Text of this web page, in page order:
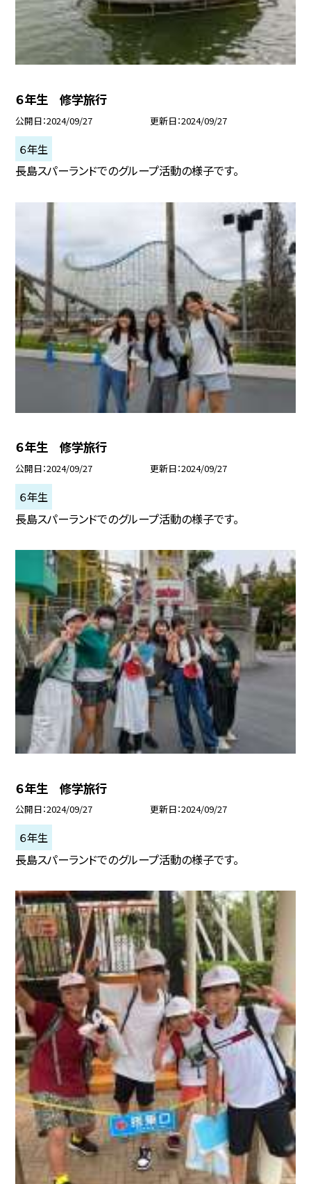
６年生 修学旅行
公開日 2024/09/27 更新日 2024/09/27
６年生
長島スパーランドでのグループ活動の様子です。
６年生 修学旅行
公開日 2024/09/27 更新日 2024/09/27
６年生
長島スパーランドでのグループ活動の様子です。
６年生 修学旅行
公開日 2024/09/27 更新日 2024/09/27
６年生
長島スパーランドでのグループ活動の様子です。